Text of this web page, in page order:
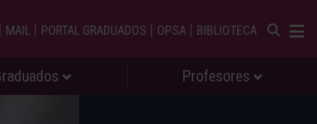
| MAIL | PORTAL GRADUADOS | OPSA | BIBLIOTECA
Profesores